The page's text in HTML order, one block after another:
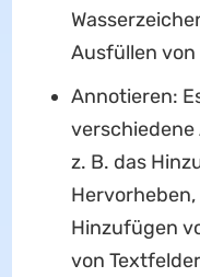
Ausfüllen
Annotieren:
z. B. das
Hinzufügen
von